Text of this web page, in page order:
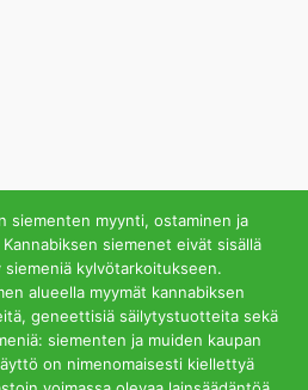
siementen myynti, ostaminen ja
siemenet eivät sisällä
siemeniä kylvötarkoitukseen.
alueella myymät kannabiksen
geneettisiä säilytystuotteita sekä
siementen ja muiden kaupan
on nimenomaisesti kiellettyä